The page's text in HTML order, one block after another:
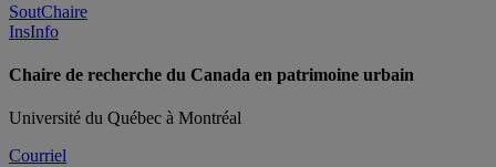
SoutChaire
InsInfo
Chaire de recherche du Canada en patrimoine urbain
Université du Québec à Montréal
Courriel